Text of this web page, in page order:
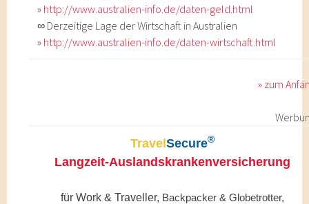
» http://www.australien-info.de/daten-geld.html
∞ Derzeitige Lage der Wirtschaft in Australien
» http://www.australien-info.de/daten-wirtschaft.html
» zum
TravelSecure®
Langzeit-Auslandskrankenversicherung
für Work & Traveller, Backpacker & Globetrotter,